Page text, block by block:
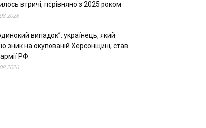
втричі, порівняно з 2025 роком
випадок”: українець, який
зник на окупованій Херсонщині, став
РФ